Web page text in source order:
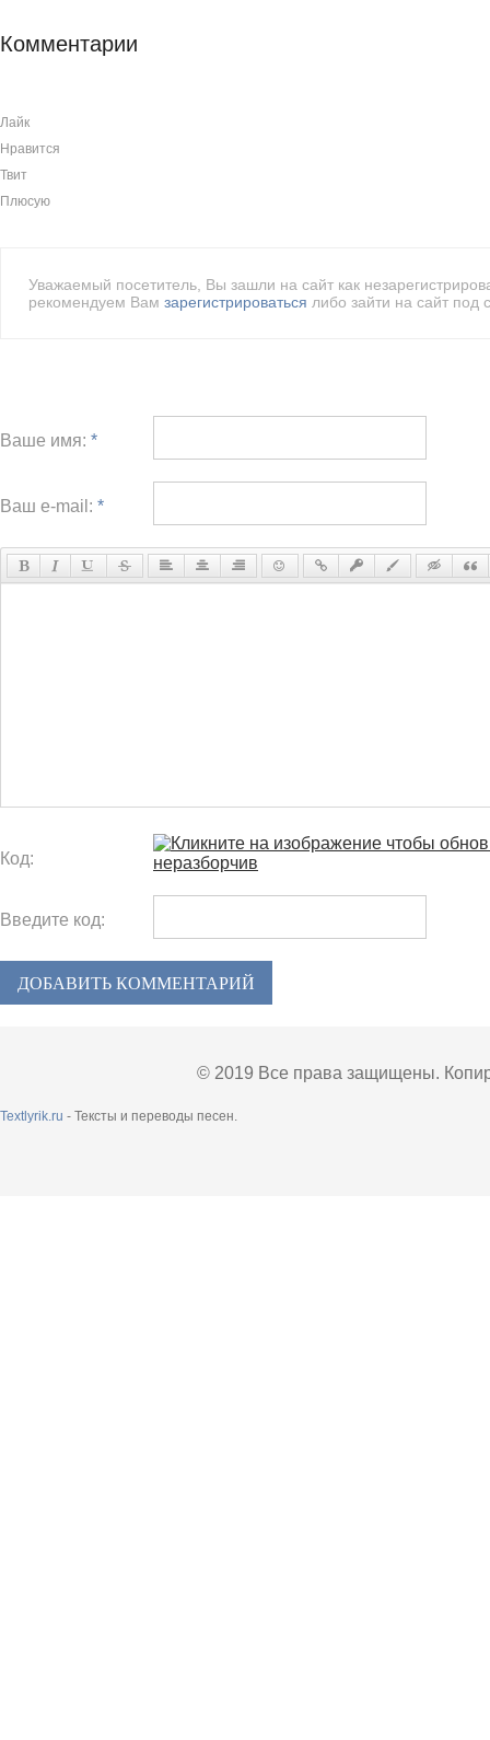
Комментарии
Лайк
Нравится
Твит
Плюсую
Уважаемый посетитель, Вы зашли на сайт как
рекомендуем Вам зарегистрироваться либо зайти на сайт
Ваше имя: *
Ваш e-mail: *
Код:
Введите код:
ДОБАВИТЬ КОММЕНТАРИЙ
© 2019 Все права защищены.
Textlyrik.ru - Тексты и переводы песен.